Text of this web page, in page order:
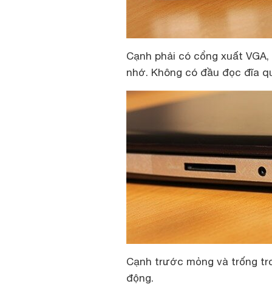
Cạnh phải có cổng xuất
nhớ. Không có đầu đọc đĩa
Cạnh trước mỏng và trống
động.